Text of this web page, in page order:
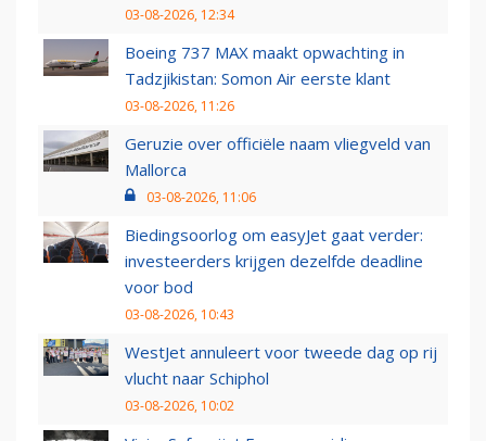
03-08-2026, 12:34
Boeing 737 MAX maakt opwachting in
Tadzjikistan: Somon Air eerste klant
03-08-2026, 11:26
Geruzie over officiële naam vliegveld van
Mallorca
03-08-2026, 11:06
Biedingsoorlog om easyJet gaat verder:
investeerders krijgen dezelfde deadline
voor bod
03-08-2026, 10:43
WestJet annuleert voor tweede dag op rij
vlucht naar Schiphol
03-08-2026, 10:02